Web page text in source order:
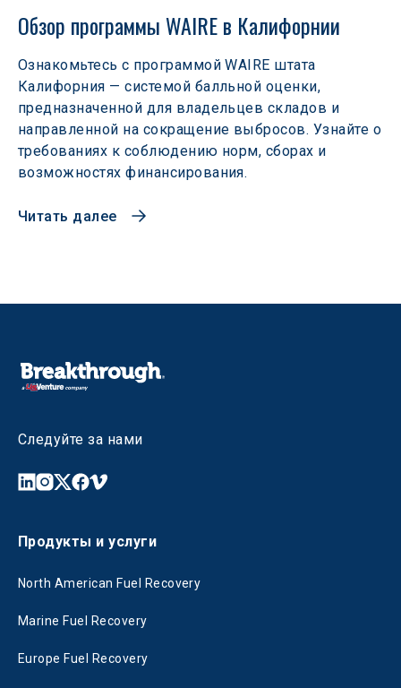
Обзор программы WAIRE в Калифорнии
Ознакомьтесь с программой WAIRE штата
Калифорния — системой балльной оценки,
предназначенной для владельцев складов и
направленной на сокращение выбросов. Узнайте о
требованиях к соблюдению норм, сборах и
возможностях финансирования.
Читать далее
Следуйте за нами
Продукты и услуги
North American Fuel Recovery
Marine Fuel Recovery
Europe Fuel Recovery